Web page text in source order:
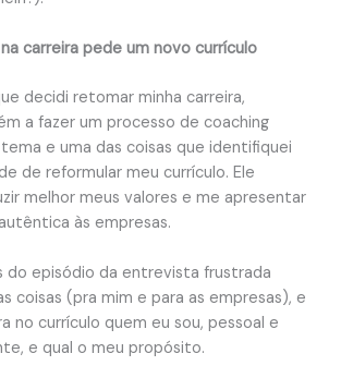
carreira pede um novo currículo
decidi retomar minha carreira,
a fazer um processo de coaching
e uma das coisas que identifiquei
de reformular meu currículo. Ele
melhor meus valores e me apresentar
às empresas.
do episódio da entrevista frustrada
coisas (pra mim e para as empresas), e
no currículo quem eu sou, pessoal e
e qual o meu propósito.